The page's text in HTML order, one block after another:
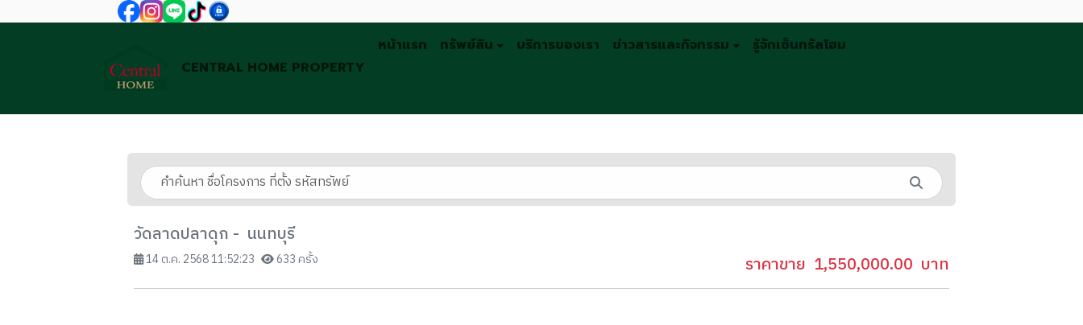
CENTRAL HOME PROPERTY
หน้าแรก ทรัพย์สิน บริการของเรา ข่าวสารและกิจกรรม รู้จักเซ็นทรัลโฮม
วัดลาดปลาดุก - นนทบุรี
14 ต.ค. 2568 11:52:23 633 ครั้ง ราคาขาย 1,550,000.00 บาท